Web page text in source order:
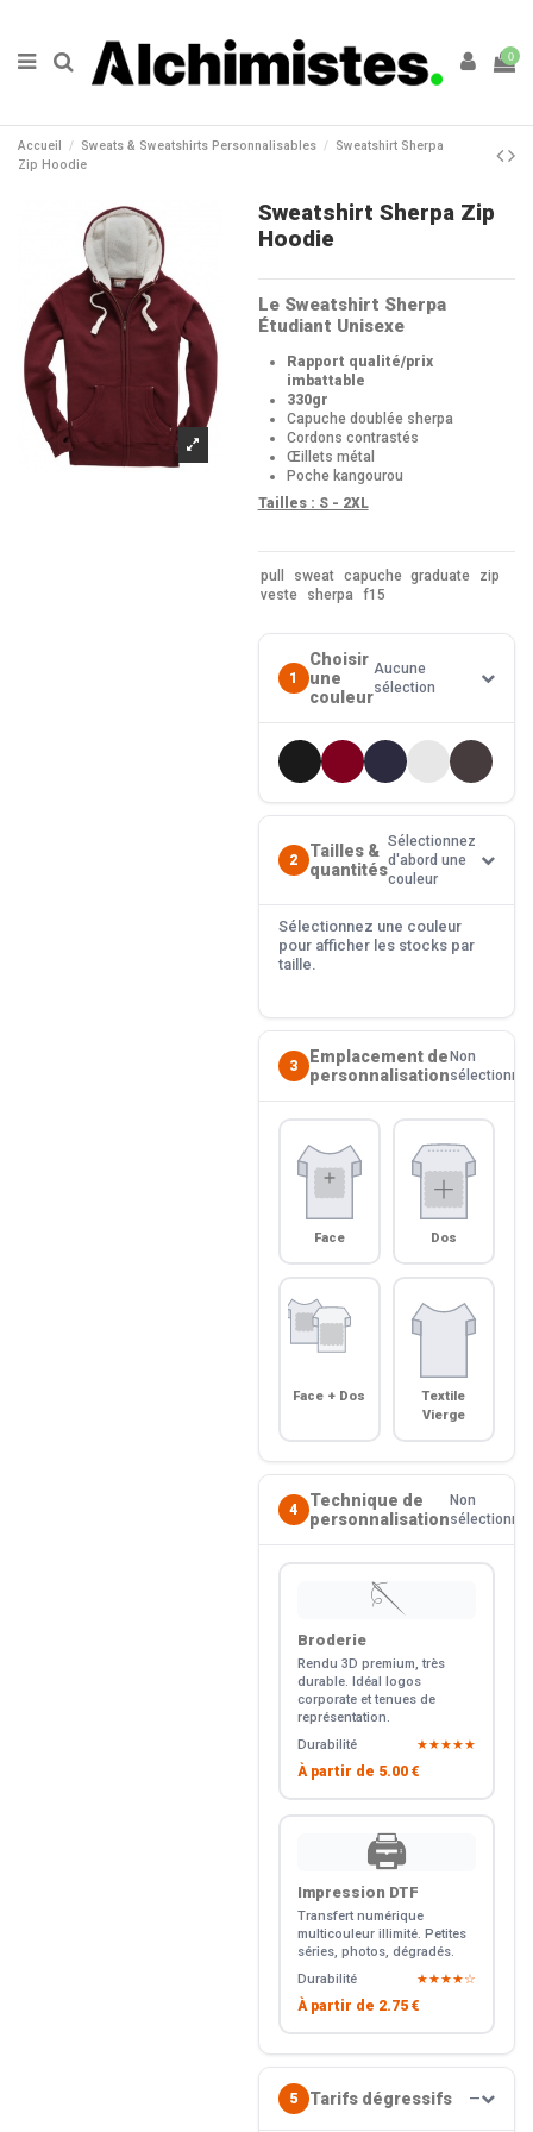
0
Accueil Sweats & Sweatshirts Personnalisables
Sweatshirt Sherpa
Zip Hoodie
Sweatshirt Sherpa Zip
Hoodie
Le Sweatshirt Sherpa
Étudiant Unisexe
Rapport qualité/prix
imbattable
330gr
Capuche doublée sherpa
Cordons contrastés
Œillets métal
Poche kangourou
Tailles : S - 2XL
pull sweat capuche graduate
zip
veste
sherpa f15
1
Choisir
une
couleur
Aucune
sélection
2
Tailles &
quantités
Sélectionnez
d'abord une
couleur
Sélectionnez une couleur
pour afficher les stocks par
taille.
3
Emplacement de
personnalisation
Non
sélectionné
Face Dos
Face + Dos
Textile
Vierge
4
Technique de
personnalisation
Non
sélectionné
🪡
Broderie
Rendu 3D premium, très
durable. Idéal logos
corporate et tenues de
représentation.
Durabilité
★★★★★
À partir de 5.00 €
🖨️
Impression DTF
Transfert numérique
multicouleur illimité. Petites
séries, photos, dégradés.
Durabilité
★★★★☆
À partir de 2.75 €
5 Tarifs dégressifs —